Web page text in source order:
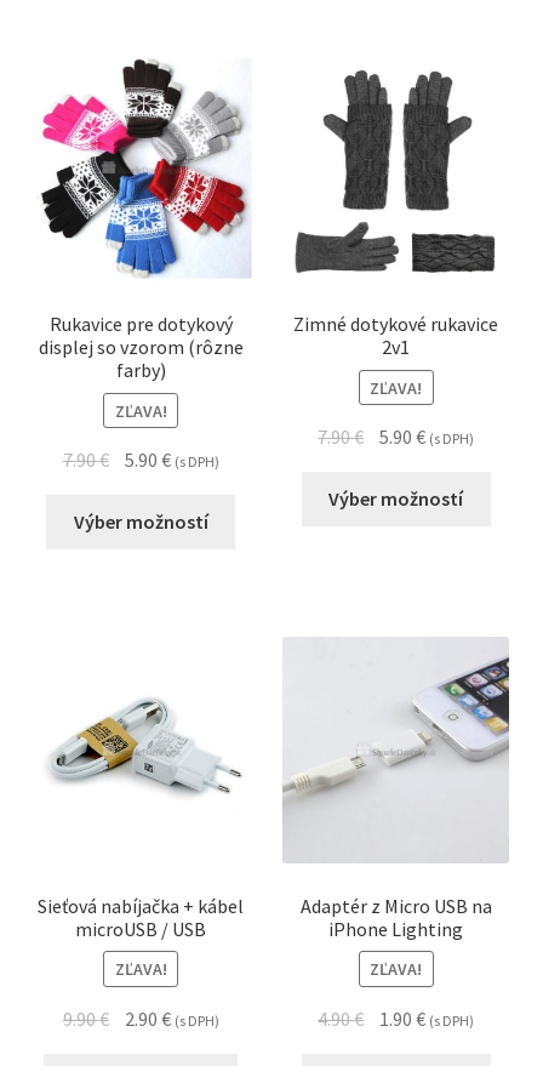
Rukavice pre dotykový
displej so vzorom (rôzne
farby)
ZĽAVA!
7.90€ 5.90 € (s DPH)
Výber možností
Zimné dotykové rukavice
2v1
ZĽAVA!
7.90€ 5.90€ (s DPH)
Výber možností
Sieťová nabíjačka + kábel
microUSB / USB
ZĽAVA!
9.90€ 2.90 € (s DPH)
Adaptér z Micro USB na
iPhone Lighting
ZĽAVA!
4.90€ 1.90€ (s DPH)